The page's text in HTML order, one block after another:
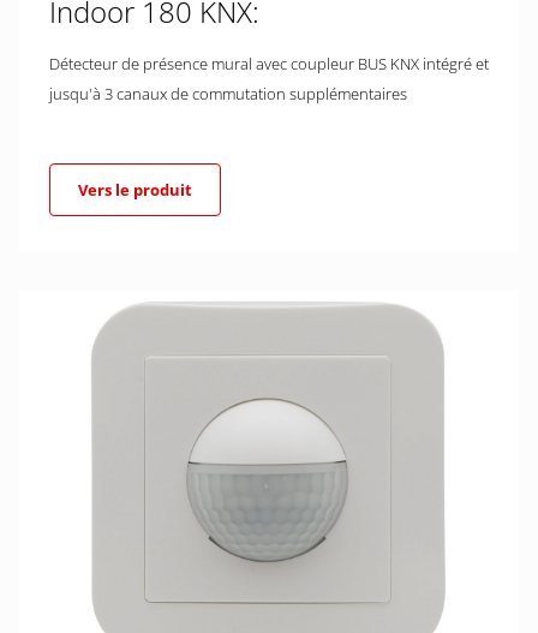
Indoor 180 KNX:
Détecteur de présence mural avec coupleur BUS KNX intégré et
jusqu'à 3 canaux de commutation supplémentaires
Vers le produit